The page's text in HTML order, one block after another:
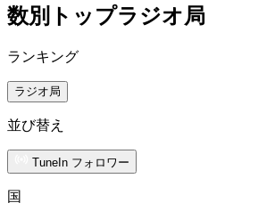
数別トップラジオ局
ランキング
ラジオ局
並び替え
TuneIn フォロワー
国